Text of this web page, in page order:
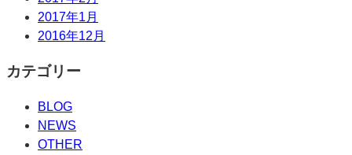
2017年1月
2016年12月
カテゴリー
BLOG
NEWS
OTHER